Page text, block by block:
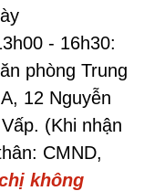
- 16h30:
phòng Trung
12 Nguyễn
(Khi nhận
CMND,
không